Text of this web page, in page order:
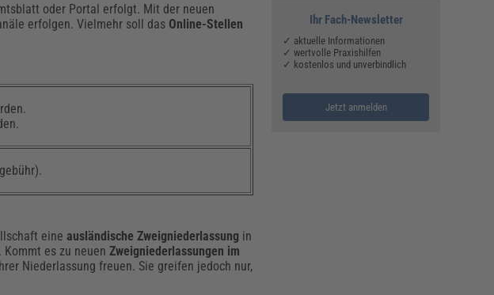
oder Portal erfolgt. Mit der neuen
erfolgen. Vielmehr soll das Online-Stellen
eineausländische Zweigniederlassung in
Kommt es zu neuenZweigniederlassungen im
Niederlassung freuen. Sie greifen jedoch nur,
Ihr Fach-Newsletter
✓ aktuelle Informationen
✓ wertvolle Praxishilfen
✓ kostenlos und unverbindlich
Jetzt anmelden